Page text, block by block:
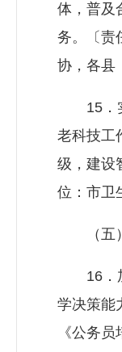
体，普及
务。〔责
协，各县
15．实
老科技工
级，建设
位：市卫
（五）
16．加
学决策能
《公务